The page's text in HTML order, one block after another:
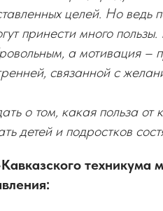
целей. Но ведь
принести много
а мотивация –
связанной с
о том, какая польза от
детей и подростков
техникума